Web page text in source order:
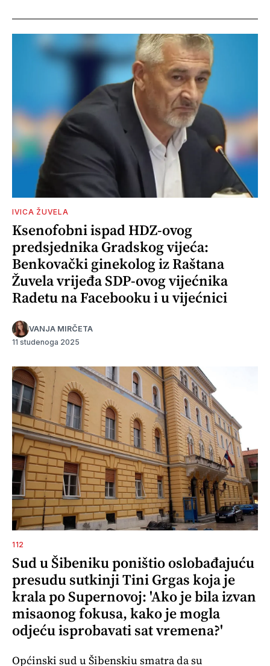
IVICA ŽUVELA
Ksenofobni ispad HDZ-ovog
predsjednika Gradskog vijeća:
Benkovački ginekolog iz Raštana
Žuvela vrijeđa SDP-ovog vijećnika
Radetu na Facebooku i u vijećnici
VANJA MIRČETA
11 studenoga 2025
112
Sud u Šibeniku poništio oslobađajuću
presudu sutkinji Tini Grgas koja je
krala po Supernovoj: 'Ako je bila izvan
misaonog fokusa, kako je mogla
odjeću isprobavati sat vremena?'
Općinski sud u Šibenskiu smatra da su